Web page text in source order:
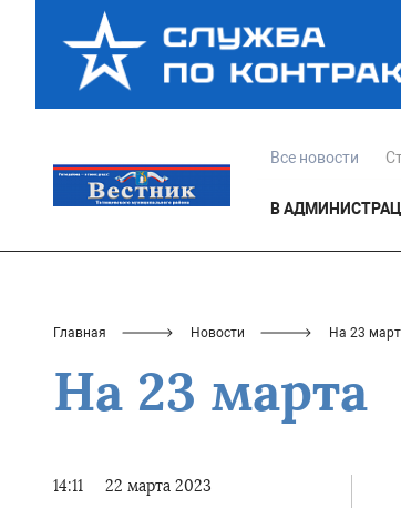
Все новости
В
Главная Новости На 23
На 23 марта
14:11 22 марта 2023